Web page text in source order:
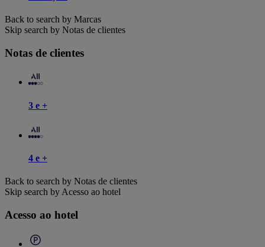
Back to search by Marcas
Skip search by Notas de clientes
Notas de clientes
3 e +
4 e +
Back to search by Notas de clientes
Skip search by Acesso ao hotel
Acesso ao hotel